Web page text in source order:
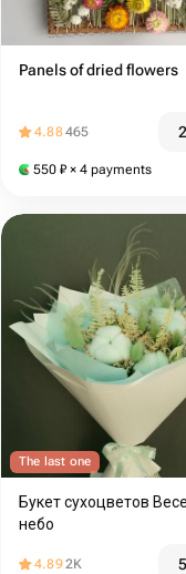
Panels of dried flowers
4.88465
550 ₽ × 4 payments
The last one
Букет сухоцветов
небо
4.892K